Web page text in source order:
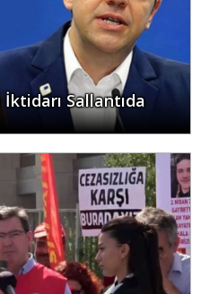
Sallantıda